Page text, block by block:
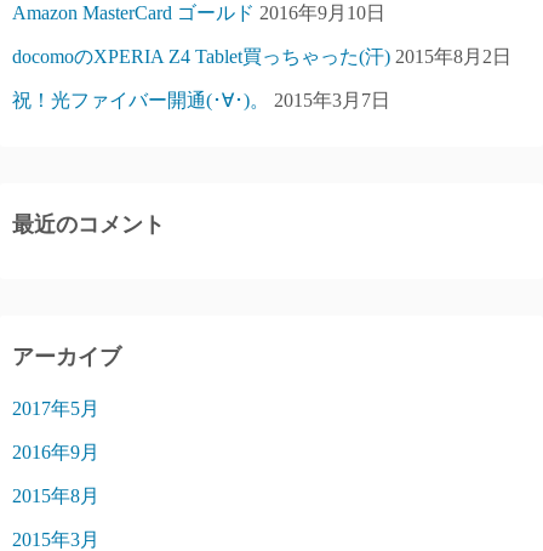
Amazon MasterCard ゴールド 2016年9月10日
docomoのXPERIA Z4 Tablet買っちゃった(汗) 2015年8月2日
祝！光ファイバー開通(･∀･)。 2015年3月7日
最近のコメント
アーカイブ
2017年5月
2016年9月
2015年8月
2015年3月